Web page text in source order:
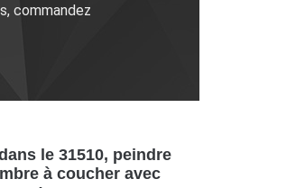
commandez
le 31510, peindre
à coucher avec